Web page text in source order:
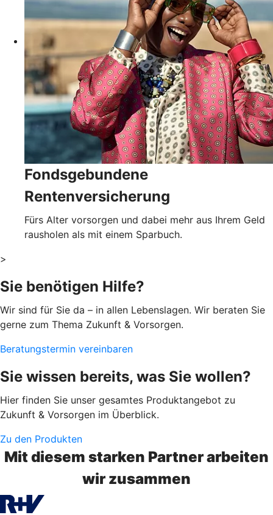
Fondsgebundene
Rentenversicherung
Fürs Alter vorsorgen und dabei mehr aus Ihrem Geld
rausholen als mit einem Sparbuch.
>
Sie benötigen Hilfe?
Wir sind für Sie da – in allen Lebenslagen. Wir beraten Sie
gerne zum Thema Zukunft & Vorsorgen.
Beratungstermin vereinbaren
Sie wissen bereits, was Sie wollen?
Hier finden Sie unser gesamtes Produktangebot zu
Zukunft & Vorsorgen im Überblick.
Zu den Produkten
Mit diesem starken Partner arbeiten
wir zusammen